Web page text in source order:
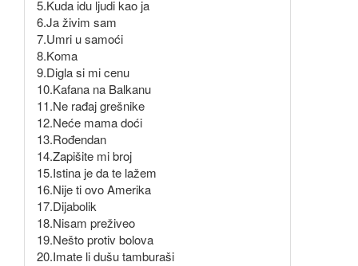
5.Kuda idu ljudi kao ja
6.Ja živim sam
7.Umri u samoći
8.Koma
9.Digla si mi cenu
10.Kafana na Balkanu
11.Ne rađaj grešnike
12.Neće mama doći
13.Rođendan
14.Zapišite mi broj
15.Istina je da te lažem
16.Nije ti ovo Amerika
17.Dijabolik
18.Nisam preživeo
19.Nešto protiv bolova
20.Imate li dušu tamburaši